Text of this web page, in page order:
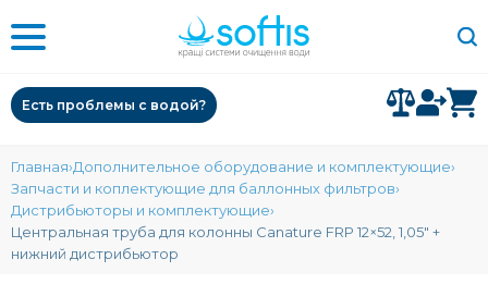
Есть проблемы с водой?
Главная Дополнительное оборудование и комплектующие
Запчасти и коплектующие для баллонных фильтров
Дистрибьюторы и комплектующие
Центральная труба для колонны Canature FRP 12×52, 1,05″ +
нижний дистрибьютор